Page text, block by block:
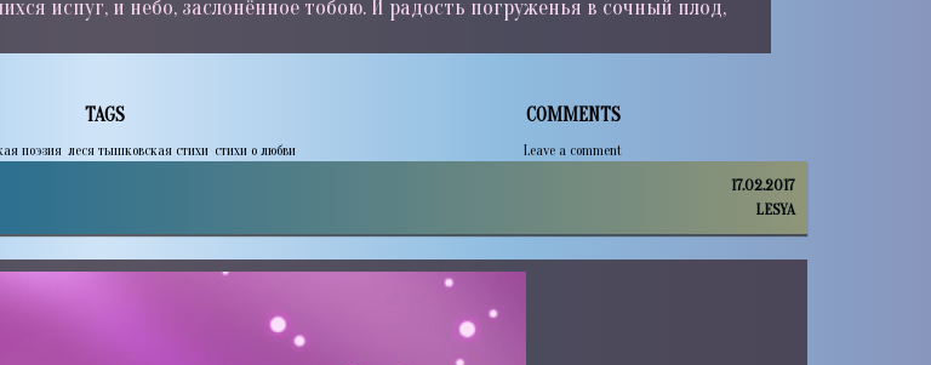
испуг, и небо, заслонённое тобою. И радость погруженья в сочный плод,
TAGS
поэзия, леся тышковская стихи, стихи о любви
COMMENTS
Leave a comment
17.02.2017
LESYA